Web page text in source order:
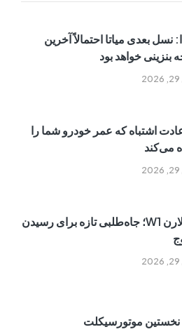
نسل بعدی میاتا احتمالاً آخرین
بنزینی خواهد بود
عادت اشتباه که عمر خودرو شما را
می‌کند
مک‌لارن W1؛ جاه‌طلبی تازه برای رسیدن
نخستین موتورسیکلت